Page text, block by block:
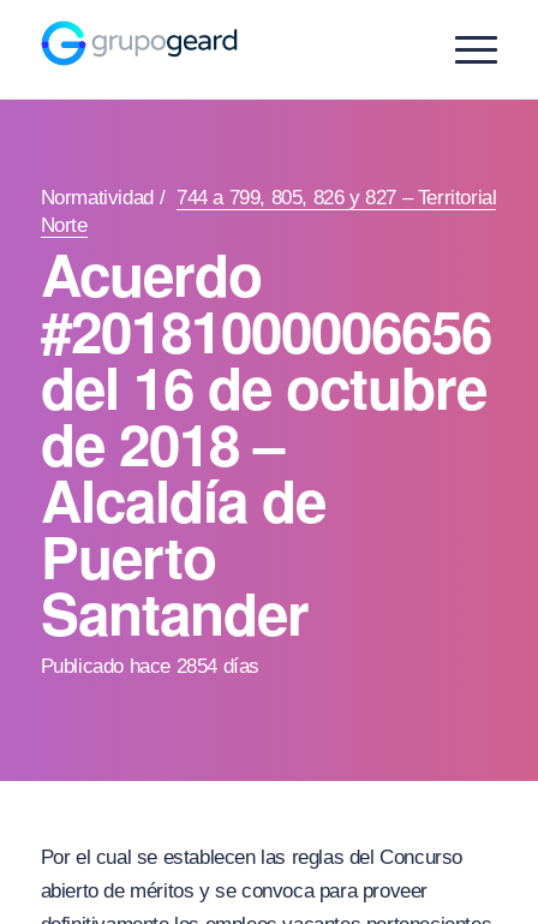
Normatividad / 744 a 799, 805, 826 y 827 – Territorial
Norte
Acuerdo
#20181000006656
del 16 de octubre
de 2018 –
Alcaldía de
Puerto
Santander
Publicado hace 2854 días
Por el cual se establecen las reglas del Concurso
abierto de méritos y se convoca para proveer